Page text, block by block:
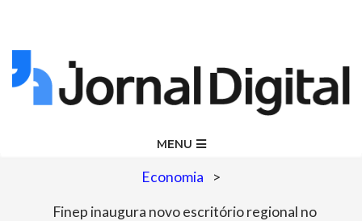
Skip
to
Jornal
Digital
MENU
Economia >
Finep inaugura novo escritório regional no